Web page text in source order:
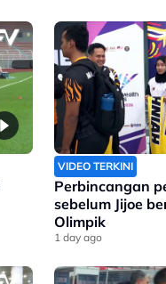
VIDEO TERKINI
Perbincangan
sebelum Jijoe
Olimpik
1 day ago